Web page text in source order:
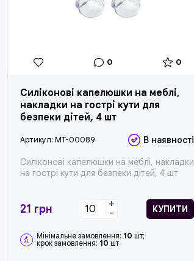
0 0
Силіконові капелюшки на меблі,
накладки на гострі кути для
безпеки дітей, 4 шт
Артикул: MT-00089
В наявності
Силіконові капелюшки на меблі, накладки
на гострі кути для безпеки дітей, 4 шт
21 грн +
- КУПИТИ
Мінімальне замовлення: 10 шт;
крок замовлення: 10 шт